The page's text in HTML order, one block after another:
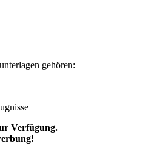
gehören:
Verfügung.